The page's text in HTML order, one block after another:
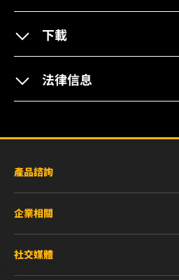
下載
法律信息
產品諮詢
重型設備車輛
小客車與商用車
企業相關
關於WIX
社交媒體